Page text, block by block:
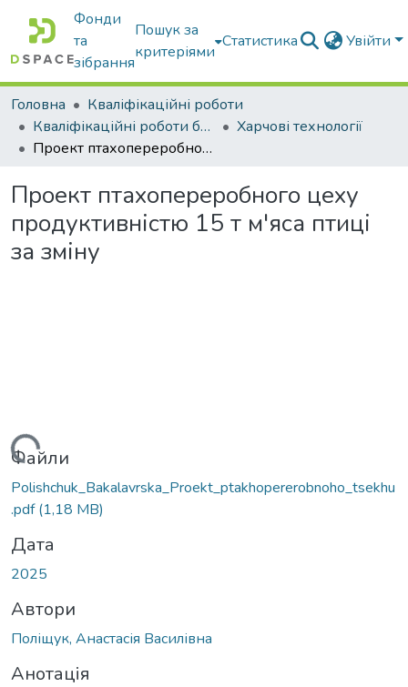
Фонди
та
зібрання
Пошук за
критеріями
Статистика Увійти
Головна
Кваліфікаційні роботи
Кваліфікаційні роботи бакалаврів
Харчові технології
Проект птахопереробного цеху продуктивністю 15 т м'яса птиці за зміну
Проект птахопереробного цеху
продуктивністю 15 т м'яса птиці
за зміну
Файли
Polishchuk_Bakalavrska_Proekt_ptakhopererobnoho_tsekhu
.pdf(1,18 MB)
Дата
2025
Автори
Поліщук, Анастасія Василівна
Анотація